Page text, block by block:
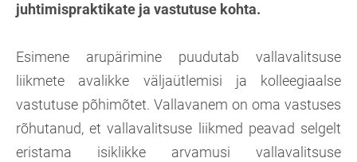
juhtimispraktikate ja vastutuse kohta.
Esimene arupärimine puudutab vallavalitsuse
liikmete avalikke väljaütlemisi ja kolleegiaalse
vastutuse põhimõtet. Vallavanem on oma vastuses
rõhutanud, et vallavalitsuse liikmed peavad selgelt
eristama isiklikke arvamusi vallavalitsuse